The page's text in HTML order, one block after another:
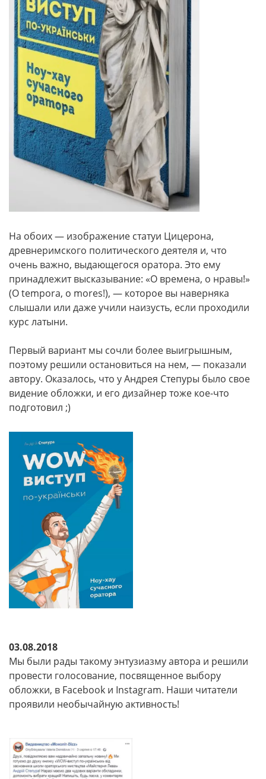
На обоих — изображение статуи Цицерона,
древнеримского политического деятеля и, что
очень важно, выдающегося оратора. Это ему
принадлежит высказывание: «О времена, о нравы!»
(O tempora, o mores!), — которое вы наверняка
слышали или даже учили наизусть, если проходили
курс латыни.
Первый вариант мы сочли более выигрышным,
поэтому решили остановиться на нем, — показали
автору. Оказалось, что у Андрея Степуры было свое
видение обложки, и его дизайнер тоже кое-что
подготовил ;)
03.08.2018
Мы были рады такому энтузиазму автора и решили
провести голосование, посвященное выбору
обложки, в Facebook и Instagram. Наши читатели
проявили необычайную активность!